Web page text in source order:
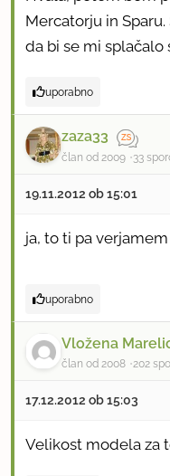
Mercatorju in
da bi se mi splačalo
uporabno
zaza33
član od 2009 33
19.11.2012 ob 15:01
ja, to ti pa verjamem
uporabno
Vložena
član od 2008 202
17.12.2012 ob 15:03
Velikost modela za